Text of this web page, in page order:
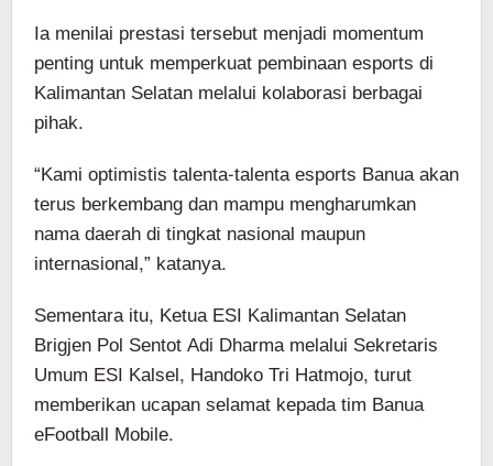
Ia menilai prestasi tersebut menjadi momentum
penting untuk memperkuat pembinaan esports di
Kalimantan Selatan melalui kolaborasi berbagai
pihak.
“Kami optimistis talenta-talenta esports Banua akan
terus berkembang dan mampu mengharumkan
nama daerah di tingkat nasional maupun
internasional,” katanya.
Sementara itu, Ketua ESI Kalimantan Selatan
Brigjen Pol Sentot Adi Dharma melalui Sekretaris
Umum ESI Kalsel, Handoko Tri Hatmojo, turut
memberikan ucapan selamat kepada tim Banua
eFootball Mobile.